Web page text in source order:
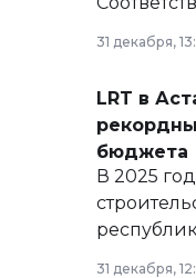
базе
сайте
31 декабря,
LRT в
бюджета
В 2025
31 декабря,